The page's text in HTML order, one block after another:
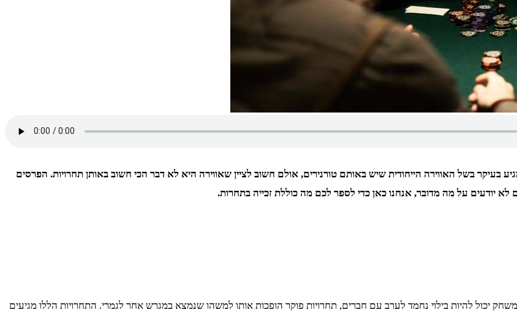
בשל האווירה הייחודית שיש באותם טורנירים, אולם חשוב לציין שאווירה היא לא דבר הכי חשוב באותן תחרויות. הפרסים
יודעים על מה מדובר, אנחנו כאן כדי לספר לכם מה כוללת זכייה בתחרות.
להיות בילוי נחמד לערב עם חברים, תחרויות פוקר הופכות אותו למשהו שנמצא במגרש אחר לגמרי. התחרויות הללו מגיעים